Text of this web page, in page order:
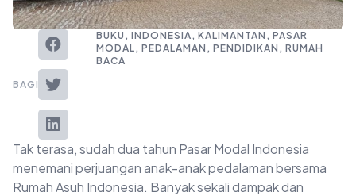
BAGIKAN
BUKU , INDONESIA, KALIMANTAN , PASAR
MODAL, PEDALAMAN , PENDIDIKAN , RUMAH
BACA
Tak terasa, sudah dua tahun Pasar Modal Indonesia
menemani perjuangan anak-anak pedalaman bersama
Rumah Asuh Indonesia. Banyak sekali dampak dan